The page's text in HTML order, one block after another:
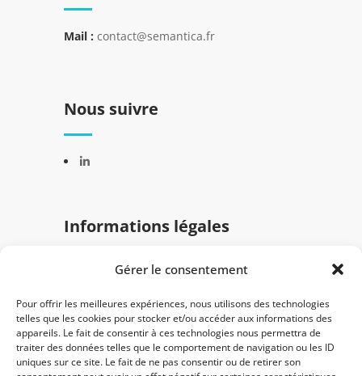
Gérer le consentement
Pour offrir les meilleures expériences, nous utilisons des technologies
telles que les cookies pour stocker et/ou accéder aux informations des
appareils. Le fait de consentir à ces technologies nous permettra de
traiter des données telles que le comportement de navigation ou les ID
uniques sur ce site. Le fait de ne pas consentir ou de retirer son
Mail : contact@semantica.fr
Nous suivre
Informations légales
Mentions légales
Politique de confidentialité